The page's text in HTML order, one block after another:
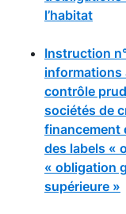
l’habitat
Instruction
informations
contrôle
sociétés de
financement
des labels «
« obligation
supérieure »